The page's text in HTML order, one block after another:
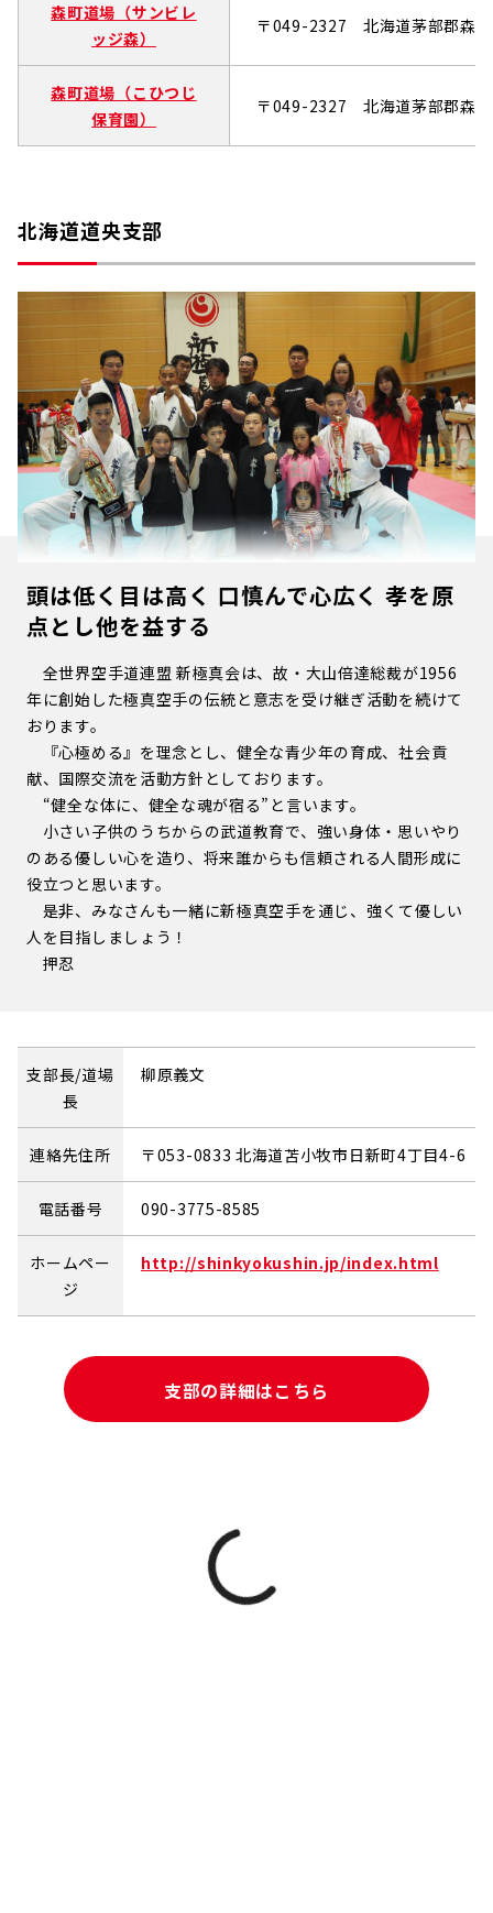
森町道場（サンビレ
ッジ森）
〒049-2327 北海道茅部郡森
森町道場（こひつじ
保育園）
〒049-2327 北海道茅部郡森
北海道道央支部
頭は低く目は高く 口慎んで心広く 孝を原
点とし他を益する
全世界空手道連盟 新極真会は、故・大山倍達総裁が1956
年に創始した極真空手の伝統と意志を受け継ぎ活動を続けて
おります。
『心極める』を理念とし、健全な青少年の育成、社会貢
献、国際交流を活動方針としております。
“健全な体に、健全な魂が宿る”と言います。
小さい子供のうちからの武道教育で、強い身体・思いやり
のある優しい心を造り、将来誰からも信頼される人間形成に
役立つと思います。
是非、みなさんも一緒に新極真空手を通じ、強くて優しい
人を目指しましょう！
押忍
支部長/道場
長
柳原義文
連絡先住所 〒053-0833 北海道苫小牧市日新町4丁目4-6
電話番号 090-3775-8585
ホームペー
ジ
http://shinkyokushin.jp/index.html
支部の詳細はこちら